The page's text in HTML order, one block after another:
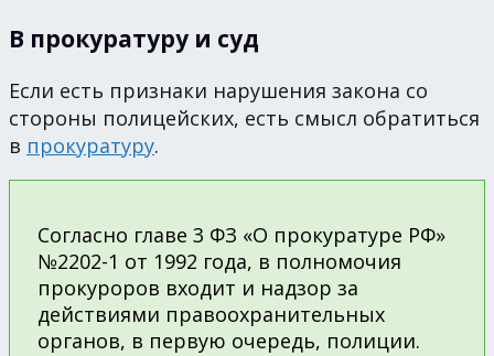
В прокуратуру и суд
Если есть признаки нарушения закона со
стороны полицейских, есть смысл обратиться
в прокуратуру.
Согласно главе 3 ФЗ «О прокуратуре РФ»
№2202-1 от 1992 года, в полномочия
прокуроров входит и надзор за
действиями правоохранительных
органов, в первую очередь, полиции.